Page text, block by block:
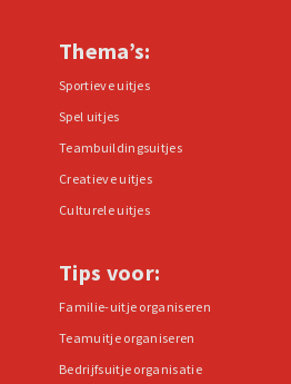
Thema’s:
Sportieve uitjes
Spel uitjes
Teambuildingsuitjes
Creatieve uitjes
Culturele uitjes
Tips voor:
Familie-uitje organiseren
Teamuitje organiseren
Bedrijfsuitje organisatie